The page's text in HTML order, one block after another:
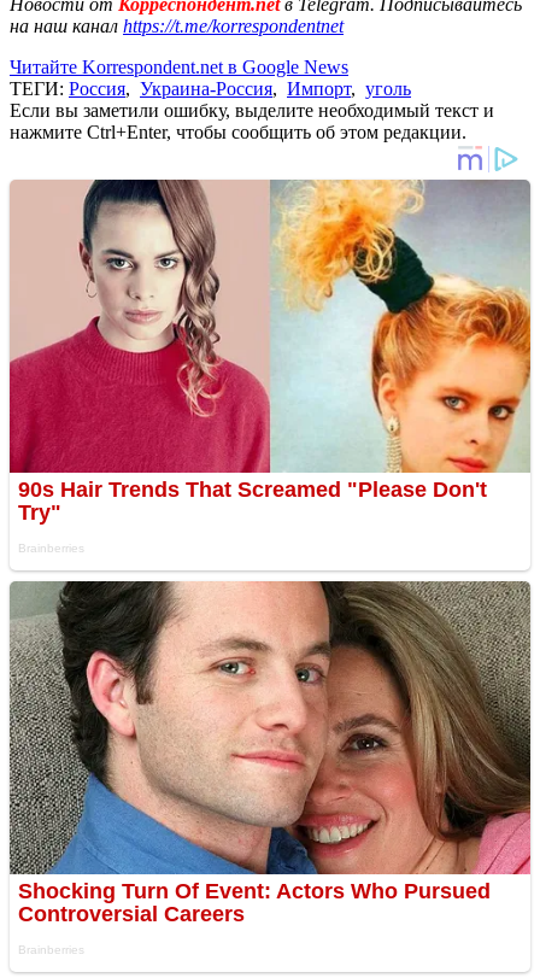
на наш канал https://t.me/korrespondentnet
Читайте Korrespondent.net в Google News
ТЕГИ: Россия, Украина-Россия, Импорт, уголь
Если вы заметили ошибку, выделите необходимый текст и
нажмите Ctrl+Enter, чтобы сообщить об этом редакции.